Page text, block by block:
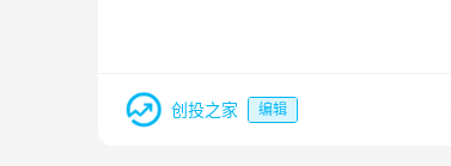
创投之家 编辑